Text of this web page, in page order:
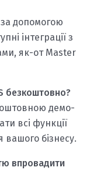
допомогою
інтеграції з
як-от Master
безкоштовно?
демо-
всі функції
вашого бізнесу.
впровадити